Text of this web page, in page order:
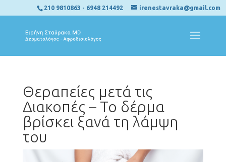
210 9810863 - 6948 214492 irenestavraka@gmail.com
Θεραπείες μετά τις
Διακοπές – Το δέρμα
βρίσκει ξανά τη λάμψη
του